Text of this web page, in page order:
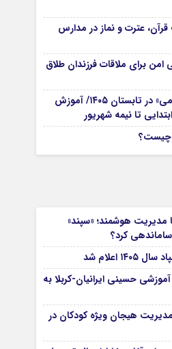
عترت و نماز در مدارس
امن برای ملاقات فرزندان طلاق
جزئیات اجرای طرح «حامی» در تابستان ۱۴۰۵/ آموزش
تا نیمه شهریور
چیست؟
مدیریت هوشمند؛ «سپند»
کرد؟
اعلام شد
حسینی ایرانیان-کربلا به
هیجان ویژه کودکان در